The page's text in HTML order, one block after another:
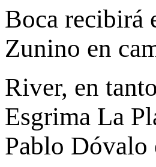
Boca recibirá
Zunino en
River, en
Esgrima La
Pablo Dóvalo